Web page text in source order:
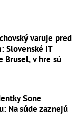
varuje pred
Slovenské IT
Brusel, v hre sú
Sone
Na súde zaznejú